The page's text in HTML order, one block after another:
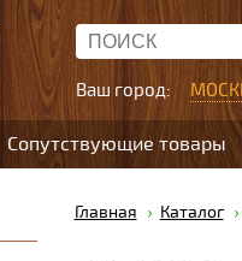
Ваш город:
Сопутствующие товары
Главная Каталог